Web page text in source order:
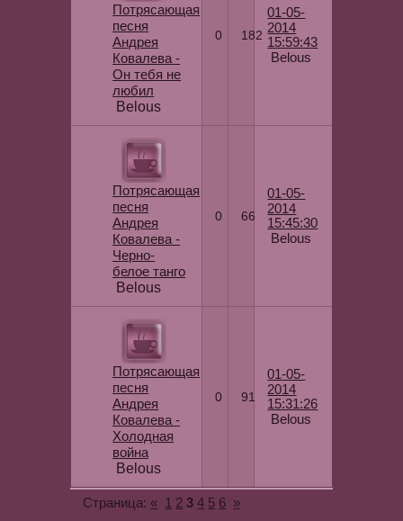
Потрясающая
песня
Андрея
Ковалева -
Он тебя не
любил
Belous
0 182
01-05-
2014
15:59:43
Belous
Потрясающая
песня
Андрея
Ковалева -
Черно-
белое танго
Belous
0 66
01-05-
2014
15:45:30
Belous
Потрясающая
песня
Андрея
Ковалева -
Холодная
война
Belous
0 91
01-05-
2014
15:31:26
Belous
Страница: « 1 2 3 4 5 6 »